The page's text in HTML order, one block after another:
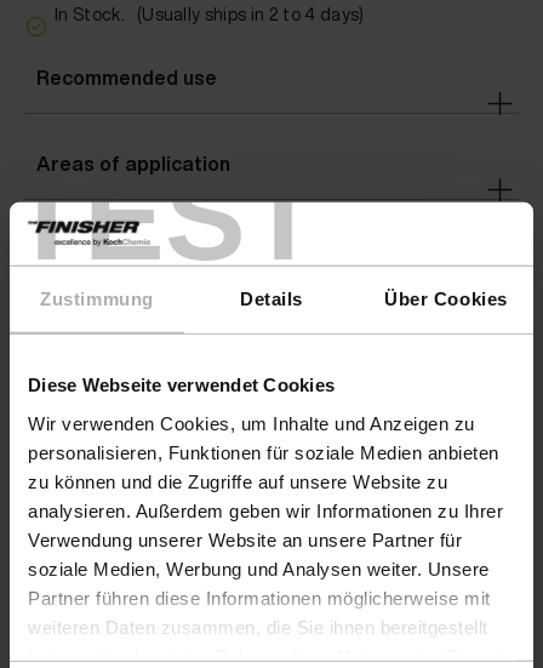
TEST
Zustimmung Details Über Cookies
Diese Webseite verwendet Cookies
Wir verwenden Cookies, um Inhalte und Anzeigen zu
personalisieren, Funktionen für soziale Medien anbieten
zu können und die Zugriffe auf unsere Website zu
analysieren. Außerdem geben wir Informationen zu Ihrer
Verwendung unserer Website an unsere Partner für
soziale Medien, Werbung und Analysen weiter. Unsere
Partner führen diese Informationen möglicherweise mit
weiteren Daten zusammen, die Sie ihnen bereitgestellt
In Stock. (Usually ships in 2 to 4 days)
Recommended use
Areas of application
Warnings
Warnings